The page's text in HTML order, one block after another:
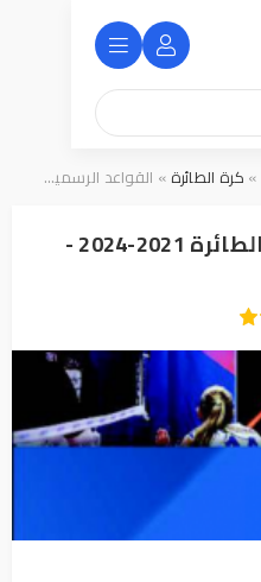
» كرة الطائرة » القواعد الرسمية للكرة الطائرة 2021-2024 - مترجم
القواعد الرسمية للكرة الطائرة 2021-2024 -